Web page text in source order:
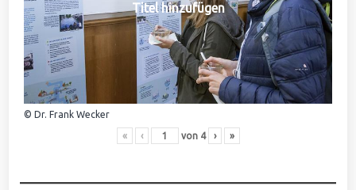
Titel hinzufügen
© Dr. Frank Wecker
« ‹ von 4 › »